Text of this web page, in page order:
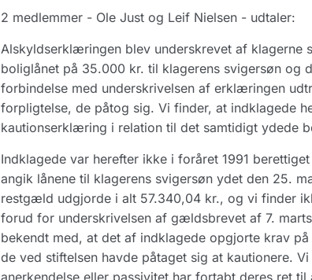
2 medlemmer - Ole Just og Leif Nielsen - udtaler:
Alskyldserklæringen blev underskrevet af klagerne
boliglånet på 35.000 kr. til klagerens svigersøn
forbindelse med underskrivelsen af erklæringen
forpligtelse, de påtog sig. Vi finder, at indklagede
kautionserklæring i relation til det samtidigt ydede
Indklagede var herefter ikke i foråret 1991
angik lånene til klagerens svigersøn ydet den 25.
restgæld udgjorde i alt 57.340,04 kr., og vi finder
forud for underskrivelsen af gældsbrevet af 7.
bekendt med, at det af indklagede opgjorte krav
de ved stiftelsen havde påtaget sig at kautionere.
anerkendelse eller passivitet har fortabt deres ret